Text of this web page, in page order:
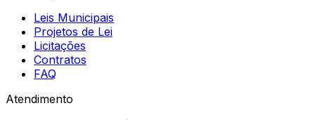
Leis Municipais
Projetos de Lei
Licitações
Contratos
FAQ
Atendimento